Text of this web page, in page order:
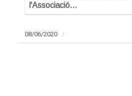
l'Associació…
08/06/2020 /